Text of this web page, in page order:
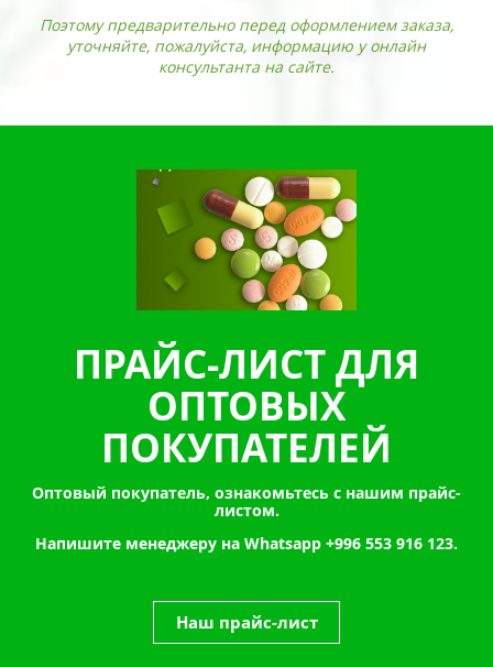
Поэтому предварительно перед оформлением заказа,
уточняйте, пожалуйста, информацию у онлайн
консультанта на сайте.
ПРАЙС-ЛИСТ ДЛЯ
ОПТОВЫХ
ПОКУПАТЕЛЕЙ
Оптовый покупатель, ознакомьтесь с нашим прайс-
листом.
Напишите менеджеру на Whatsapp +996 553 916 123.
Наш прайс-лист